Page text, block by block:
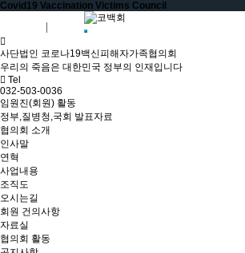
Covid19 Vaccination Victims Council
사단법인 코로나19백신피해자가족협의회
우리의 죽음은 대한민국 정부의 인재입니다
Tel
032-503-0036
임원진(회원) 활동
정부,질병청,국회 발표자료
협의회 소개
인사말
연혁
사업내용
조직도
오시는길
회원 건의사항
자료실
협의회 활동